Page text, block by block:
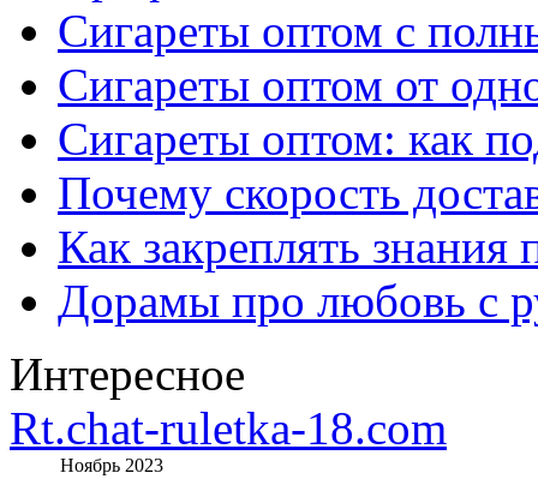
Сигареты оптом с
Сигареты оптом от
Сигареты оптом: как
Почему скорость
Как закреплять знания
Дорамы про любовь с
Интересное
Rt.chat-ruletka-18.com
Ноябрь 2023